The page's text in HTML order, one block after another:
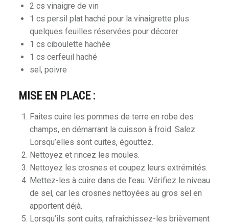
2 cs vinaigre de vin
1 cs persil plat haché pour la vinaigrette plus
quelques feuilles réservées pour décorer
1 cs ciboulette hachée
1 cs cerfeuil haché
sel, poivre
MISE EN PLACE :
Faites cuire les pommes de terre en robe des
champs, en démarrant la cuisson à froid. Salez.
Lorsqu’elles sont cuites, égouttez.
Nettoyez et rincez les moules.
Nettoyez les crosnes et coupez leurs extrémités.
Mettez-les à cuire dans de l’eau. Vérifiez le niveau
de sel, car les crosnes nettoyées au gros sel en
apportent déjà.
Lorsqu’ils sont cuits, rafraîchissez-les brièvement